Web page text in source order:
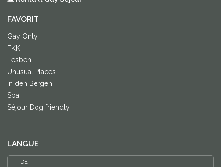
FAVORIT
Gay Only
FKK
Lesben
Unusual Places
in den Bergen
Spa
Séjour Dog friendly
LANGUE